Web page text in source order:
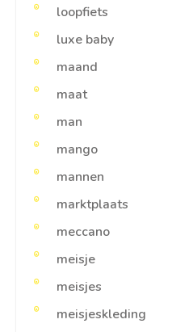
loopfiets
luxe baby
maand
maat
man
mango
mannen
marktplaats
meccano
meisje
meisjes
meisjeskleding